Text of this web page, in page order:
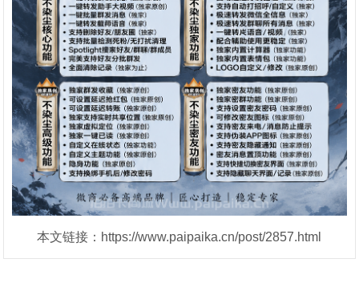
本文链接：https://www.paipaika.cn/post/2857.html